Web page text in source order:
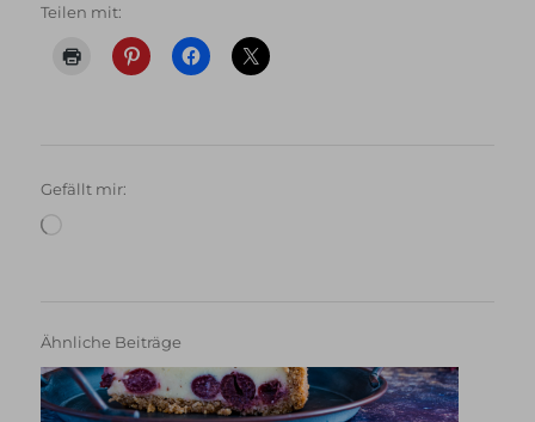
Teilen mit:
Gefällt mir:
Ähnliche Beiträge